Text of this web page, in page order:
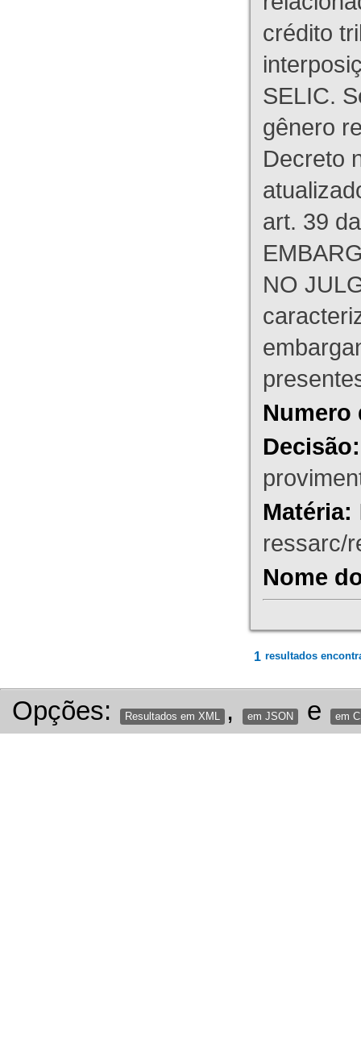
crédito
SELIC.
gênero
Decreto
art. 39
NO
Numero
Decisão:
Matéria:
ressarc/
Nome
1 resultados
Opções: Resultados em XML , em JSON e em